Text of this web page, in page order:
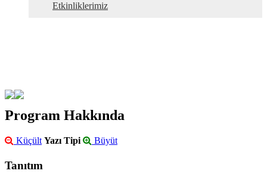
Etkinliklerimiz
Program Hakkında
Küçült Yazı Tipi Büyüt
Tanıtım